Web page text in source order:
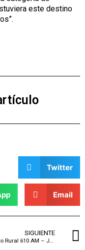
este destino
Twitter
Email
SIGUIENTE
Nota Radio Rural 610 AM – Juan Pablo Helguera